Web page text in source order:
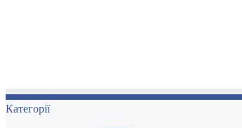
Категорії